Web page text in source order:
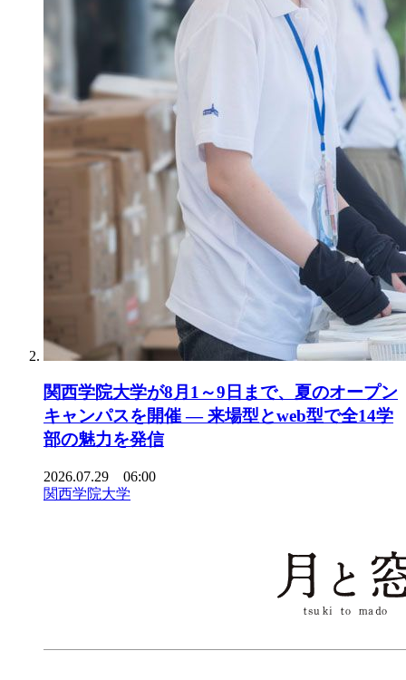
関西学院大学が8月1～9日まで、夏のオープン
キャンパスを開催 ― 来場型とweb型で全14学
部の魅力を発信
2026.07.29 06:00
関西学院大学